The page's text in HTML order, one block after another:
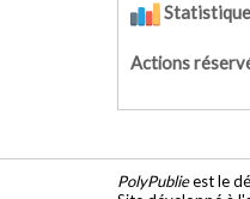
Actions
PolyPublieest le